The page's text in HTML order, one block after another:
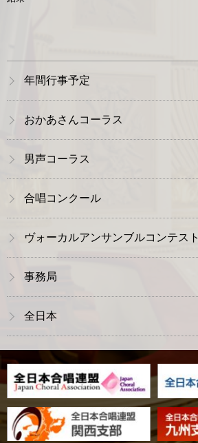
年間行事予定
おかあさんコーラス
男声コーラス
合唱コンクール
ヴォーカルアンサンブルコンテスト
事務局
全日本